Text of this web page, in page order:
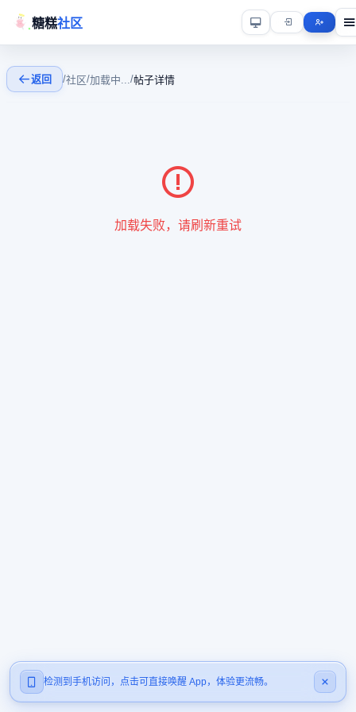
糖糕社区
检测到手机访问，点击可直接唤醒 App，体验更流畅。
返回 /社区/加载中.../帖子详情
加载失败，请刷新重试